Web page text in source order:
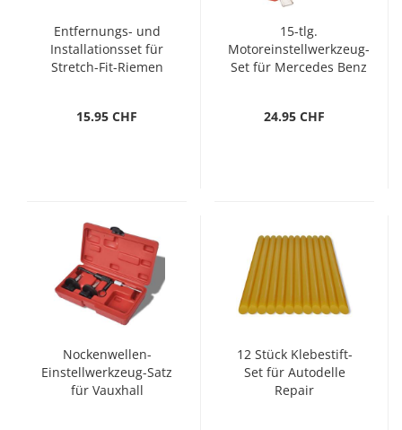
Entfernungs- und
Installationsset für
Stretch-Fit-Riemen
15.95 CHF
15-tlg.
Motoreinstellwerkzeug-
Set für Mercedes Benz
24.95 CHF
Nockenwellen-
Einstellwerkzeug-Satz
für Vauxhall
12 Stück Klebestift-
Set für Autodelle
Repair